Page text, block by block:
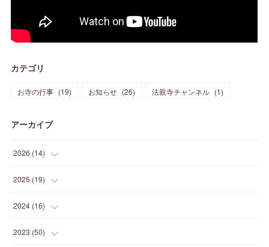
カテゴリ
お寺の行事 (19) お知らせ (26) 法親寺チャンネル (1)
アーカイブ
2026 (14)
(3
(3
(3
2025 (19)
(1
(1
2024 (16)
(3
2023 (50)